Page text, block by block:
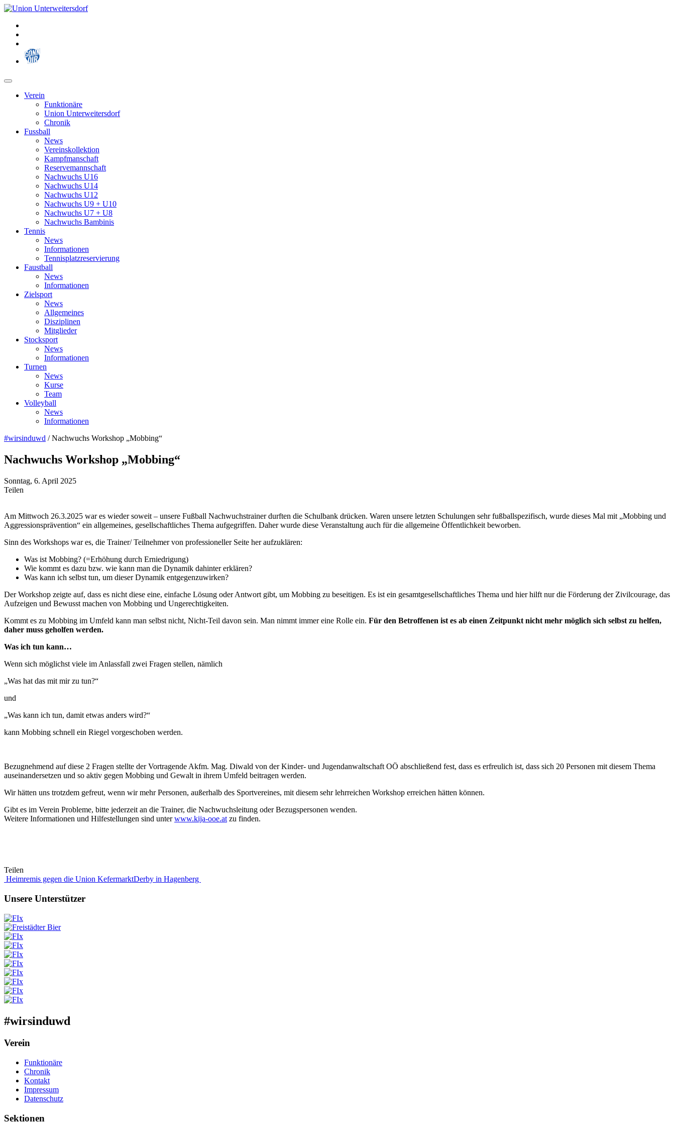
Zum
springen
Verein
Funktionäre
Union Unterweitersdorf
Chronik
Fussball
News
Vereinskollektion
Kampfmanschaft
Reservemannschaft
Nachwuchs U16
Nachwuchs U14
Nachwuchs U12
Nachwuchs U9 + U10
Nachwuchs U7 + U8
Nachwuchs Bambinis
Tennis
News
Informationen
Tennisplatzreservierung
Faustball
News
Informationen
Zielsport
News
Allgemeines
Disziplinen
Mitglieder
Stocksport
News
Informationen
Turnen
News
Kurse
Team
Volleyball
News
Informationen
#wirsinduwd /Nachwuchs Workshop „Mobbing“
Nachwuchs Workshop „Mobbing“
Sonntag, 6. April 2025
Teilen
Am Mittwoch 26.3.2025 war es wieder soweit – unsere Fußball Nachwuchstrainer durften die Schulbank drücken. Waren unsere letzten Schulungen sehr fußballspezifisch, wurde dieses Mal mit „Mobbing und
Aggressionsprävention“ ein allgemeines, gesellschaftliches Thema aufgegriffen. Daher wurde diese Veranstaltung auch für die allgemeine Öffentlichkeit beworben.
Sinn des Workshops war es, die Trainer/ Teilnehmer von professioneller Seite her aufzuklären:
Was ist Mobbing? (=Erhöhung durch Erniedrigung)
Wie kommt es dazu bzw. wie kann man die Dynamik dahinter erklären?
Was kann ich selbst tun, um dieser Dynamik entgegenzuwirken?
Der Workshop zeigte auf, dass es nicht diese eine, einfache Lösung oder Antwort gibt, um Mobbing zu beseitigen. Es ist ein gesamtgesellschaftliches Thema und hier hilft nur die Förderung der Zivilcourage, das
Aufzeigen und Bewusst machen von Mobbing und Ungerechtigkeiten.
Kommt es zu Mobbing im Umfeld kann man selbst nicht, Nicht-Teil davon sein. Man nimmt immer eine Rolle ein. Für den Betroffenen ist es ab einen Zeitpunkt nicht mehr möglich sich selbst zu helfen,
daher muss geholfen werden.
Was ich tun kann…
Wenn sich möglichst viele im Anlassfall zwei Fragen stellen, nämlich
„Was hat das mit mir zu tun?“
und
„Was kann ich tun, damit etwas anders wird?“
kann Mobbing schnell ein Riegel vorgeschoben werden.
Bezugnehmend auf diese 2 Fragen stellte der Vortragende Akfm. Mag. Diwald von der Kinder- und Jugendanwaltschaft OÖ abschließend fest, dass es erfreulich ist, dass sich 20 Personen mit diesem Thema
auseinandersetzen und so aktiv gegen Mobbing und Gewalt in ihrem Umfeld beitragen werden.
Wir hätten uns trotzdem gefreut, wenn wir mehr Personen, außerhalb des Sportvereines, mit diesem sehr lehrreichen Workshop erreichen hätten können.
Gibt es im Verein Probleme, bitte jederzeit an die Trainer, die Nachwuchsleitung oder Bezugspersonen wenden.
Weitere Informationen und Hilfestellungen sind unterwww.kija-ooe.at zu finden.
Teilen
Beitragsnavigation
Heimremis gegen die Union KefermarktDerby in Hagenberg
Unsere Unterstützer
#wirsinduwd
Verein
Funktionäre
Chronik
Kontakt
Impressum
Datenschutz
Sektionen